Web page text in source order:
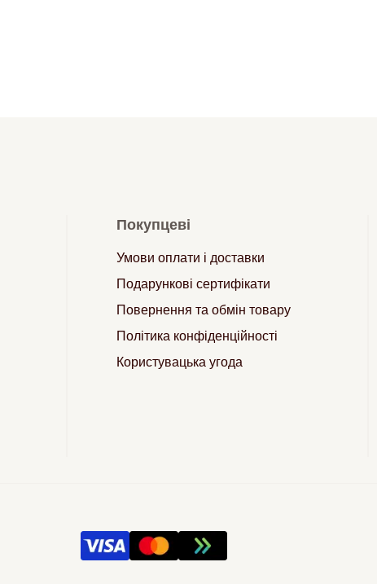
Покупцеві
Умови оплати і доставки
Подарункові сертифікати
Повернення та обмін товару
Політика конфіденційності
Користувацька угода